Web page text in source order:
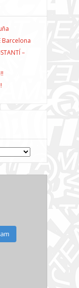
Barcelona
–